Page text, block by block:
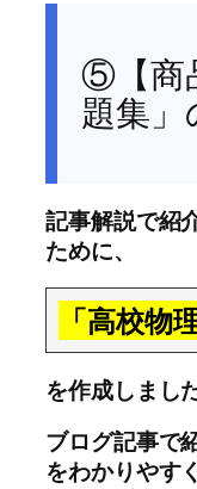
⑤【商
題集
記事解説で紹
ために、
「高校物
を作成しました
ブログ記事で
をわかりやす